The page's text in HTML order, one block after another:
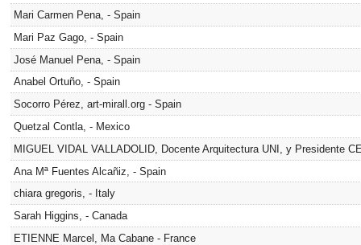
Mari Carmen Pena, - Spain
Mari Paz Gago, - Spain
José Manuel Pena, - Spain
Anabel Ortuño, - Spain
Socorro Pérez, art-mirall.org - Spain
Quetzal Contla, - Mexico
MIGUEL VIDAL VALLADOLID, Docente Arquitectura UNI, y Presidente
Ana Mª Fuentes Alcañiz, - Spain
chiara gregoris, - Italy
Sarah Higgins, - Canada
ETIENNE Marcel, Ma Cabane - France